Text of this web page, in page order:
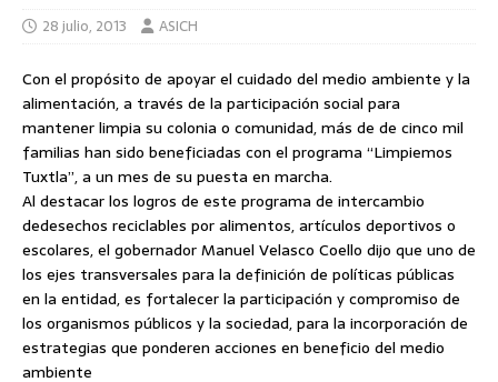
28 julio, 2013 ASICH
Con el propósito de apoyar el cuidado del medio ambiente y la
alimentación, a través de la participación social para
mantener limpia su colonia o comunidad, más de de cinco mil
familias han sido beneficiadas con el programa “Limpiemos
Tuxtla”, a un mes de su puesta en marcha.
Al destacar los logros de este programa de intercambio
dedesechos reciclables por alimentos, artículos deportivos o
escolares, el gobernador Manuel Velasco Coello dijo que uno de
los ejes transversales para la definición de políticas públicas
en la entidad, es fortalecer la participación y compromiso de
los organismos públicos y la sociedad, para la incorporación de
estrategias que ponderen acciones en beneficio del medio
ambiente